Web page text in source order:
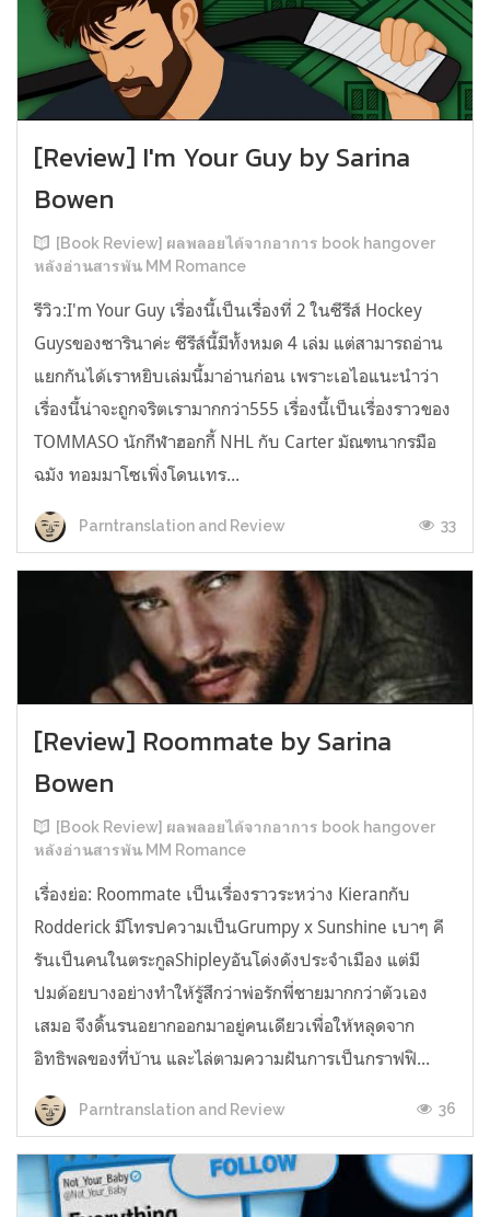
[Review] I'm Your Guy by Sarina
Bowen
[Book Review] ผลพลอยได้จากอาการ book hangover
หลังอ่านสารพัน MM Romance
รีวิว:I'm Your Guy เรื่องนี้เป็นเรื่องที่ 2 ในซีรีส์ Hockey
Guysของซารินาค่ะ ซีรีส์นี้มีทั้งหมด 4 เล่ม แต่สามารถอ่าน
แยกกันได้เราหยิบเล่มนี้มาอ่านก่อน เพราะเอไอแนะนำว่า
เรื่องนี้น่าจะถูกจริตเรามากกว่า555 เรื่องนี้เป็นเรื่องราวของ
TOMMASO นักกีฬาฮอกกี้ NHL กับ Carter มัณฑนากรมือ
ฉมัง ทอมมาโซเพิ่งโดนเทร...
Parntranslation and Review 33
[Review] Roommate by Sarina
Bowen
[Book Review] ผลพลอยได้จากอาการ book hangover
หลังอ่านสารพัน MM Romance
เรื่องย่อ: Roommate เป็นเรื่องราวระหว่าง Kieranกับ
Rodderick มีโทรปความเป็นGrumpy x Sunshine เบาๆ คี
รันเป็นคนในตระกูลShipleyอันโด่งดังประจำเมือง แต่มี
ปมด้อยบางอย่างทำให้รู้สึกว่าพ่อรักพี่ชายมากกว่าตัวเอง
เสมอ จึงดิ้นรนอยากออกมาอยู่คนเดียวเพื่อให้หลุดจาก
อิทธิพลของที่บ้าน และไล่ตามความฝันการเป็นกราฟฟิ...
Parntranslation and Review 36